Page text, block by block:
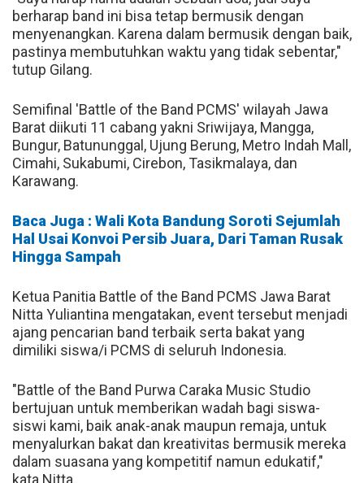
berharap band ini bisa tetap bermusik dengan
menyenangkan. Karena dalam bermusik dengan baik,
pastinya membutuhkan waktu yang tidak sebentar,"
tutup Gilang.
Semifinal 'Battle of the Band PCMS' wilayah Jawa
Barat diikuti 11 cabang yakni Sriwijaya, Mangga,
Bungur, Batununggal, Ujung Berung, Metro Indah Mall,
Cimahi, Sukabumi, Cirebon, Tasikmalaya, dan
Karawang.
Baca Juga : Wali Kota Bandung Soroti Sejumlah
Hal Usai Konvoi Persib Juara, Dari Taman Rusak
Hingga Sampah
Ketua Panitia Battle of the Band PCMS Jawa Barat
Nitta Yuliantina mengatakan, event tersebut menjadi
ajang pencarian band terbaik serta bakat yang
dimiliki siswa/i PCMS di seluruh Indonesia.
"Battle of the Band Purwa Caraka Music Studio
bertujuan untuk memberikan wadah bagi siswa-
siswi kami, baik anak-anak maupun remaja, untuk
menyalurkan bakat dan kreativitas bermusik mereka
dalam suasana yang kompetitif namun edukatif,"
kata Nitta.